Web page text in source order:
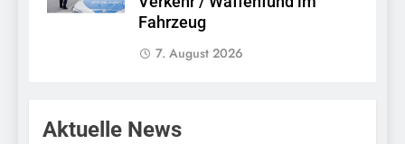
Fahrzeug
7. August 2026
Aktuelle News